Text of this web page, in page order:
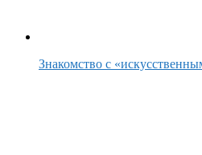
Знакомство с